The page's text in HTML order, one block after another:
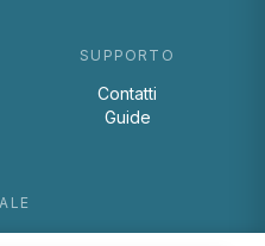
SUPPORTO
Contatti
Guide